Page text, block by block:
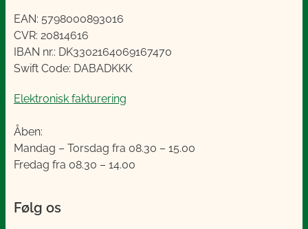
EAN: 5798000893016
CVR: 20814616
IBAN nr.: DK3302164069167470
Swift Code: DABADKKK
Elektronisk fakturering
Åben:
Mandag – Torsdag fra 08.30 – 15.00
Fredag fra 08.30 – 14.00
Følg os